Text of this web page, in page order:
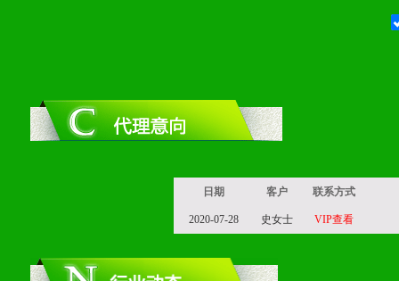
1、完善的信息服务咨询中
我们将及时回复您的疑问。
2、售后服务：突发性产
以及时受理记录并合理妥
3、我们时刻整理各区销售
日期 客户 联系方式
2020-07-28 史女士 VIP查看